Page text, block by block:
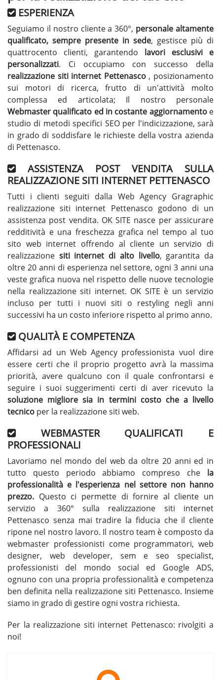
ESPERIENZA
Seguiamo il nostro cliente a 360°, personale altamente
qualificato, sempre presente in sede, gestisce più di
quattrocento clienti, garantendo lavori esclusivi e
personalizzati. Ci occupiamo con successo della
realizzazione siti internet Pettenasco, posizionamento
sui motori di ricerca, frutto di un'attività molto
complessa ed articolata; Il nostro personale
Webmaster qualificato ed in costante aggiornamentoe
studio di metodi specifici SEO per l'indicizzazione, sarà
in grado di soddisfare le richieste della vostra azienda
di Pettenasco.
ASSISTENZA POST VENDITA SULLA
REALIZZAZIONE SITI INTERNET PETTENASCO
Tutti i clienti seguiti dalla Web Agency Gragraphic
realizzazione siti internet Pettenasco godono di un
assistenza post vendita. OK SITE nasce per assicurare
redditività e una freschezza grafica nel tempo al tuo
sito web internet offrendo al cliente un servizio di
realizzazione siti internet di alto livello, garantita da
oltre 20 anni di esperienza nel settore, ogni 3 anni una
veste grafica nuova nel rispetto delle nuove tecnologie
nella realizzazione siti internet. OK SITE è un servizio
incluso per tutti i nuovi siti o restyling negli anni
successivi ha un costo inferiore rispetto al primo anno.
QUALITÀ E COMPETENZA
Affidarsi ad un Web Agency professionista vuol dire
essere certi che il proprio progetto avrà la massima
priorità, avere qualcuno con il quale confrontarsi e
seguire i suoi suggerimenti certi di aver ricevuto la
soluzione migliore sia in termini costo che a livello
tecnico per la realizzazione siti web.
WEBMASTER QUALIFICATI E
PROFESSIONALI
Lavoriamo nel mondo del web da oltre 20 anni ed in
tutto questo periodo abbiamo compreso che la
professionalità e l'esperienza nel settore non hanno
prezzo. Questo ci permette di fornire al cliente un
servizio a 360° sulla realizzazione siti internet
Pettenasco senza mai tradire la fiducia che il cliente
ripone nel nostro lavoro. Il nostro team è composto da
webmaster professionisti come programmatori, web
designer, web developer, sem e seo specialist,
professionisti del mondo social ed Google ADS,
ognuno con una propria professionalità e competenza
ben definita nella realizzazione siti Pettenasco. Insieme
siamo in grado di gestire ogni vostra richiesta.
Per la realizzazione siti internet Pettenasco: rivolgiti a
noi!